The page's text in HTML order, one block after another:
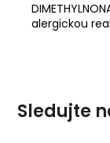
alergickou
Sledujte